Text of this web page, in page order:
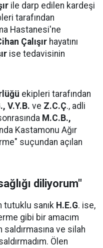
ile darp edilen kardeşi
tarafından
Hastanesi'ne
Çalışır hayatını
ise tedavisinin
ekipleri tarafından
V.Y.B. ve Z.C.Ç., adli
M.C.B.,
Kastamonu Ağır
suçundan açılan
diliyorum"
tutuklu sanık H.E.G. ise,
gibi bir amacım
ve silah
Ölen